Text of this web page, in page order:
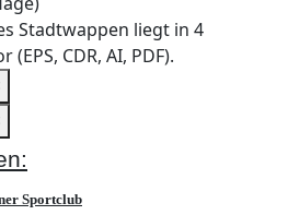
Stadtwappen liegt in 4
CDR, AI, PDF).
Sportclub